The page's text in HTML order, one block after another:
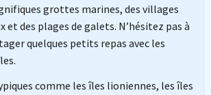
grottes marines, des villages
et des plages de galets. N’hésitez pas à
quelques petits repas avec les
comme les îles lioniennes, les îles